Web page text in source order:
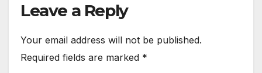
Leave a Reply
Your email address will not be published.
Required fields are marked *